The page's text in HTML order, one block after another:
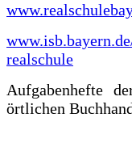
realschule
Aufgabenhefte
örtlichen